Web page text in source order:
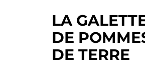
LA
DE
DE TERRE